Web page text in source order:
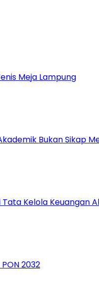
Meja Lampung
Bukan Sikap
Tata Kelola Keuangan
2032